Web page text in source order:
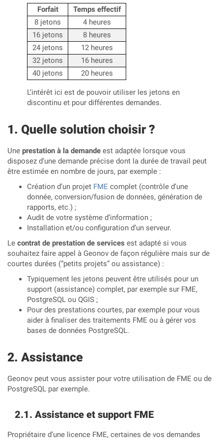
Forfait
Temps effectif
8 jetons
4 heures
16 jetons
8 heures
24 jetons
12 heures
32 jetons
16 heures
40 jetons
20 heures
L’intérêt ici est de pouvoir utiliser les jetons en
discontinu et pour différentes demandes.
Quelle solution choisir ?
Une prestation à la demande est adaptée lorsque vous
disposez d’une demande précise dont la durée de travail peut
être estimée en nombre de jours, par exemple :
Création d’un projet FME complet (contrôle d’une
donnée, conversion/fusion de données, génération de
rapports, etc.) ;
Audit de votre système d’information ;
Installation et/ou configuration d’un serveur.
Le contrat de prestation de services est adapté si vous
souhaitez faire appel à Geonov de façon régulière mais sur de
courtes durées (“petits projets” ou assistance) :
Typiquement les jetons peuvent être utilisés pour un
support (assistance) complet, par exemple sur FME,
PostgreSQL ou QGIS ;
Pour des prestations courtes, par exemple pour vous
aider à finaliser des traitements FME ou à gérer vos
bases de données PostgreSQL.
Assistance
Geonov peut vous assister pour votre utilisation de FME ou de
PostgreSQL par exemple.
Assistance et support FME
Propriétaire d’une licence FME, certaines de vos demandes